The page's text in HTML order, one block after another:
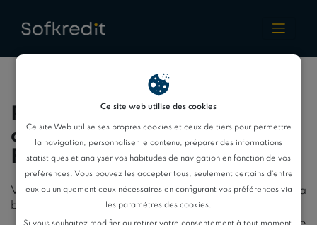
Ce site web utilise des cookies
Ce site Web utilise ses propres cookies et ceux de tiers pour permettre
la navigation, personnaliser le contenu, préparer des informations
statistiques et analyser vos habitudes de navigation en fonction de vos
préférences. Vous pouvez les accepter tous, seulement certains d'entre
eux ou uniquement ceux nécessaires en configurant vos préférences via
les paramètres des cookies.
Quantites
Profitez des meilleures
caractéristiques offertes par
Floa
Voici les caractéristiques du crédit renouvelable de la
banque Floa :